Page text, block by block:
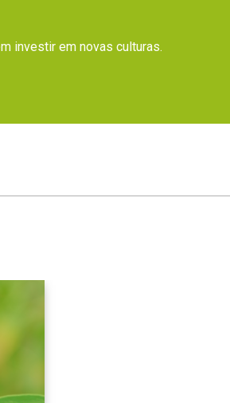
investir em novas culturas.